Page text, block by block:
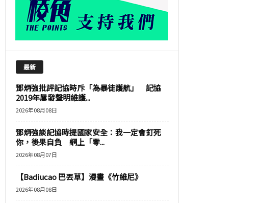
最新
鄧炳強批評記協時斥「為暴徒護航」 記協
2019年屢發聲明維護...
2026年08月08日
鄧炳強談記協時提國家安全：我一定會釘死
你，後果自負 網上「零...
2026年08月07日
【Badiucao 巴丟草】漫畫《竹維尼》
2026年08月08日